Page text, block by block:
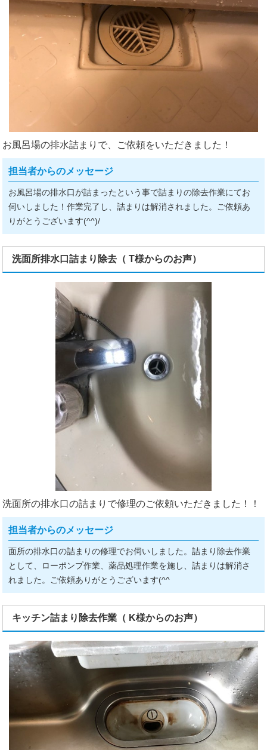
お風呂場の排水詰まりで、ご依頼をいただきました！
担当者からのメッセージ
お風呂場の排水口が詰まったという事で詰まりの除去作業にてお
伺いしました！作業完了し、詰まりは解消されました。ご依頼あ
りがとうございます(^^)/
洗面所排水口詰まり除去（ T様からのお声）
洗面所の排水口の詰まりで修理のご依頼いただきました！！
担当者からのメッセージ
面所の排水口の詰まりの修理でお伺いしました。詰まり除去作業
として、ローポンプ作業、薬品処理作業を施し、詰まりは解消さ
れました。ご依頼ありがとうございます(^^ゞ
キッチン詰まり除去作業（ K様からのお声）